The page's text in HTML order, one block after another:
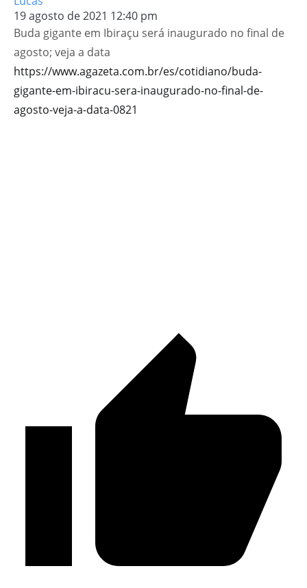
19 agosto de 2021 12:40 pm
Buda gigante em Ibiraçu será inaugurado no final de
agosto; veja a data
https://www.agazeta.com.br/es/cotidiano/buda-
gigante-em-ibiracu-sera-inaugurado-no-final-de-
agosto-veja-a-data-0821